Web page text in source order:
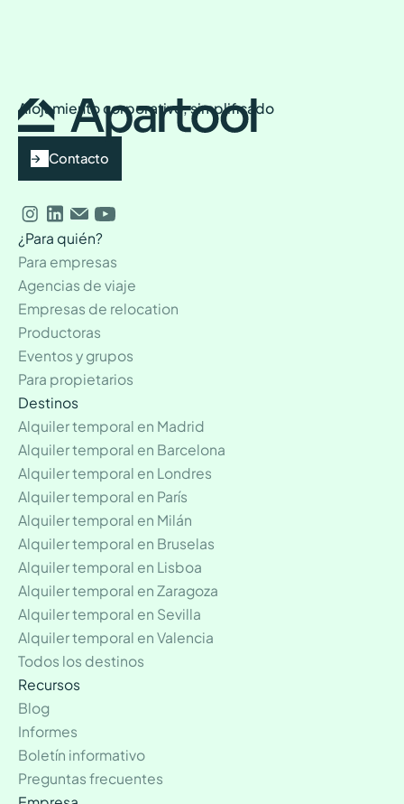
Alojamiento corporativo, simplificado
Contacto
¿Para quién?
Para empresas
Agencias de viaje
Empresas de relocation
Productoras
Eventos y grupos
Para propietarios
Destinos
Alquiler temporal en Madrid
Alquiler temporal en Barcelona
Alquiler temporal en Londres
Alquiler temporal en París
Alquiler temporal en Milán
Alquiler temporal en Bruselas
Alquiler temporal en Lisboa
Alquiler temporal en Zaragoza
Alquiler temporal en Sevilla
Alquiler temporal en Valencia
Todos los destinos
Recursos
Blog
Informes
Boletín informativo
Preguntas frecuentes